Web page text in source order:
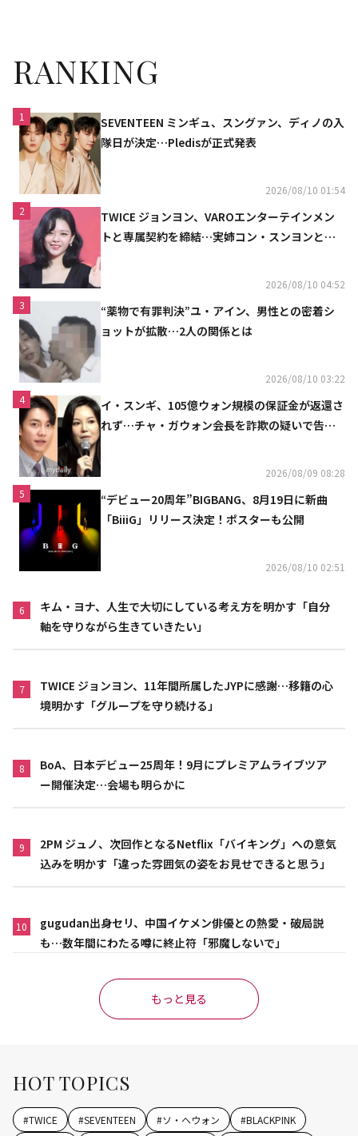
RANKING
1
SEVENTEEN ミンギュ、スングァン、ディノの入
隊日が決定…Pledisが正式発表
2026/08/10 01:54
2
TWICE ジョンヨン、VAROエンターテインメン
トと専属契約を締結…実姉コン・スンヨンと同
2026/08/10 04:52
3
“薬物で有罪判決”ユ・アイン、男性との密着シ
ョットが拡散…2人の関係とは
2026/08/10 03:22
4
イ・スンギ、105億ウォン規模の保証金が返還さ
れず…チャ・ガウォン会長を詐欺の疑いで告訴
2026/08/09 08:28
5
“デビュー20周年”BIGBANG、8月19日に新曲
「BiiiG」リリース決定！ポスターも公開
2026/08/10 02:51
6
キム・ヨナ、人生で大切にしている考え方を明かす「自分
軸を守りながら生きていきたい」
7
TWICE ジョンヨン、11年間所属したJYPに感謝…移籍の心
境明かす「グループを守り続ける」
8
BoA、日本デビュー25周年！9月にプレミアムライブツア
ー開催決定…会場も明らかに
9
2PM ジュノ、次回作となるNetflix「バイキング」への意気
込みを明かす「違った雰囲気の姿をお見せできると思う」
10
gugudan出身セリ、中国イケメン俳優との熱愛・破局説
も…数年間にわたる噂に終止符「邪魔しないで」
もっと見る
HOT TOPICS
#TWICE #SEVENTEEN #ソ・ヘウォン #BLACKPINK